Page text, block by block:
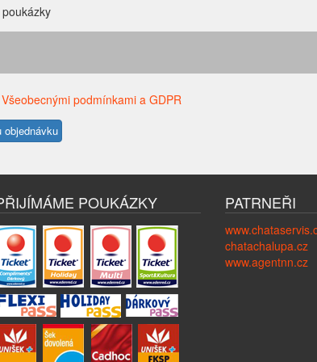
Všeobecnými podmínkami a GDPR
POUKÁZKY PATRNEŘI
chatachalupa.cz
www.agentnn.cz